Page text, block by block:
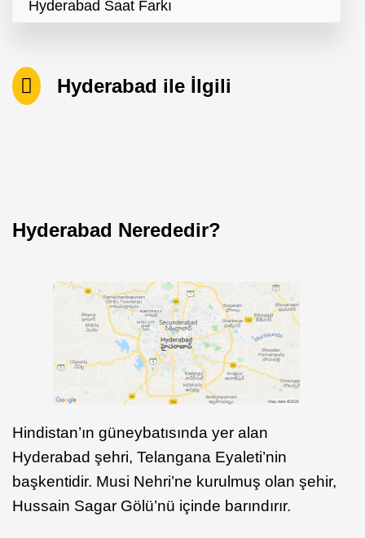
Hyderabad Saat Farkı
Hyderabad ile İlgili
Hyderabad Nerededir?
Hindistan’ın güneybatısında yer alan
Hyderabad şehri, Telangana Eyaleti’nin
başkentidir. Musi Nehri’ne kurulmuş olan şehir,
Hussain Sagar Gölü’nü içinde barındırır.